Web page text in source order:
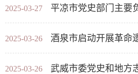
2025-03-27 平凉市党史部门主要
2025-03-26 酒泉市启动开展革命
2025-03-26 武威市委党史和地方志研究中心召开中央党史和文献研究宣传专项引导资